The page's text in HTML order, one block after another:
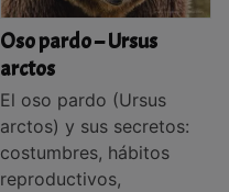
Oso pardo – Ursus
arctos
El oso pardo (Ursus
arctos) y sus secretos:
costumbres, hábitos
reproductivos,